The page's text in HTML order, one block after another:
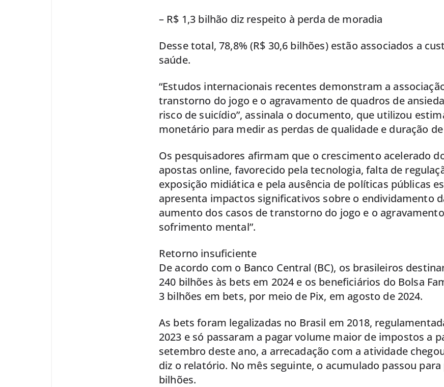
– R$ 1,3 bilhão diz respeito à perda de moradia
Desse total, 78,8% (R$ 30,6 bilhões) estão associados a
saúde.
“Estudos internacionais recentes demonstram a
transtorno do jogo e o agravamento de quadros de
risco de suicídio”, assinala o documento, que utilizou
monetário para medir as perdas de qualidade e duração
Os pesquisadores afirmam que o crescimento acelerado
apostas online, favorecido pela tecnologia, falta de
exposição midiática e pela ausência de políticas públicas
apresenta impactos significativos sobre o endividamento
aumento dos casos de transtorno do jogo e o
sofrimento mental”.
Retorno insuficiente
De acordo com o Banco Central (BC), os brasileiros
240 bilhões às bets em 2024 e os beneficiários do Bolsa
3 bilhões em bets, por meio de Pix, em agosto de 2024.
As bets foram legalizadas no Brasil em 2018,
2023 e só passaram a pagar volume maior de impostos a
setembro deste ano, a arrecadação com a atividade
diz o relatório. No mês seguinte, o acumulado passou para
bilhões.